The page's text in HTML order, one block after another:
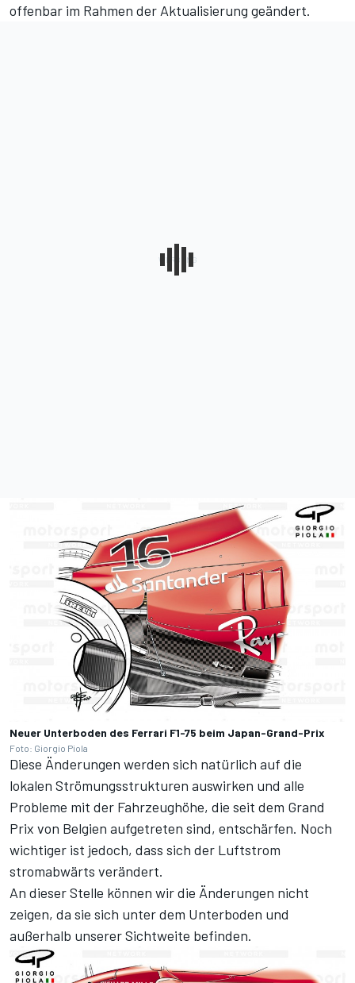
offenbar im Rahmen der Aktualisierung geändert.
Neuer Unterboden des Ferrari F1-75 beim Japan-Grand-Prix
Foto: Giorgio Piola
Diese Änderungen werden sich natürlich auf die
lokalen Strömungsstrukturen auswirken und alle
Probleme mit der Fahrzeughöhe, die seit dem Grand
Prix von Belgien aufgetreten sind, entschärfen. Noch
wichtiger ist jedoch, dass sich der Luftstrom
stromabwärts verändert.
An dieser Stelle können wir die Änderungen nicht
zeigen, da sie sich unter dem Unterboden und
außerhalb unserer Sichtweite befinden.